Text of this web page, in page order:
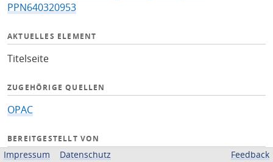
PPN640320953
AKTUELLES ELEMENT
Titelseite
ZUGEHÖRIGE QUELLEN
OPAC
BEREITGESTELLT VON
Impressum Datenschutz Feedback